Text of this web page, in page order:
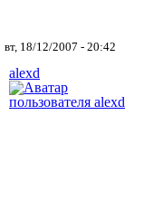
вт, 18/12/2007 - 20:42
alexd